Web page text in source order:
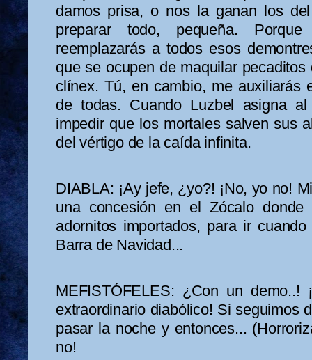
damos prisa, o nos la ganan los
preparar todo, pequeña.
reemplazarás a todos esos
que se ocupen de maquilar
clínex. Tú, en cambio, me auxiliarás
de todas. Cuando Luzbel asigna
impedir que los mortales salven sus
del vértigo de la caída infinita.
DIABLA: ¡Ay jefe, ¿yo?! ¡No, yo no!
una concesión en el Zócalo
adornitos importados, para ir
Barra de Navidad...
MEFISTÓFELES: ¿Con un demo..!
extraordinario diabólico! Si seguimos
pasar la noche y entonces...
no!